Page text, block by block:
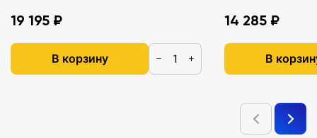
19 195 ₽
В корзину − +
14 285 ₽
В